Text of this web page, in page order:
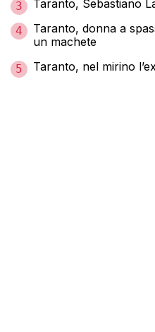
3 Taranto, Sebastiano
4
Taranto, donna a
un machete
5 Taranto, nel mirino